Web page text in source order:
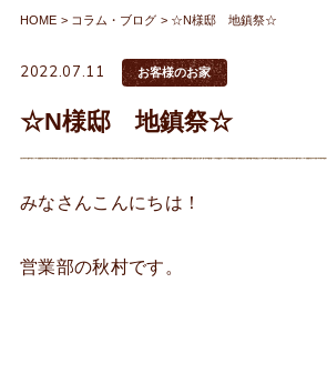
HOME コラム・ブログ ☆N様邸 地鎮祭☆
2022.07.11 お客様のお家
☆N様邸 地鎮祭☆
みなさんこんにちは！
営業部の秋村です。